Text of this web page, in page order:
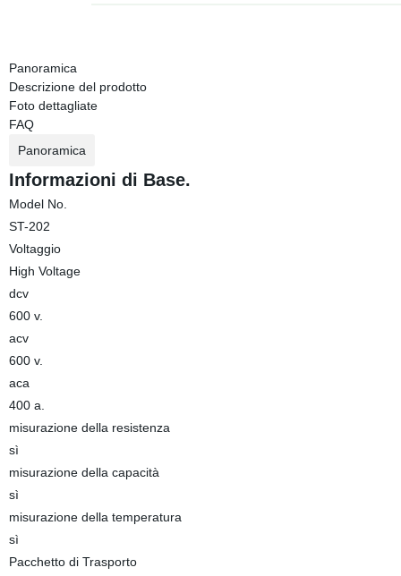
Panoramica
Descrizione del prodotto
Foto dettagliate
FAQ
Panoramica
Informazioni di Base.
Model No.
ST-202
Voltaggio
High Voltage
dcv
600 v.
acv
600 v.
aca
400 a.
misurazione della resistenza
sì
misurazione della capacità
sì
misurazione della temperatura
sì
Pacchetto di Trasporto